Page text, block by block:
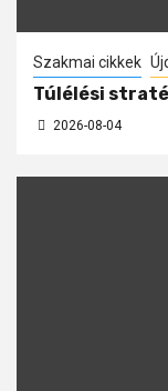
Szakmai cikkek
Túlélési
2026-08-04